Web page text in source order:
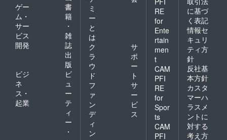
ゲー
ム・
サー
ビス
開発
書
籍
・
雑
誌
出
版
ビジ
ネ
ス・
起業
ビ
ュ
ー
テ
ィ
ー
・
ミ
ー
と
は
ク
ラ
ウ
ド
フ
ァ
ン
デ
ィ
ン
サ
ポ
ー
ト
サ
ー
ビ
ス
RE
for
Ente
rtain
men
t
CAM
PFI
RE
for
Spor
ts
CAM
PFI
に基づ
く表記
情報セ
キュリ
ティ方
針
反社基
本方針
カスタ
マーハ
ラスメ
ントに
対する
考え方